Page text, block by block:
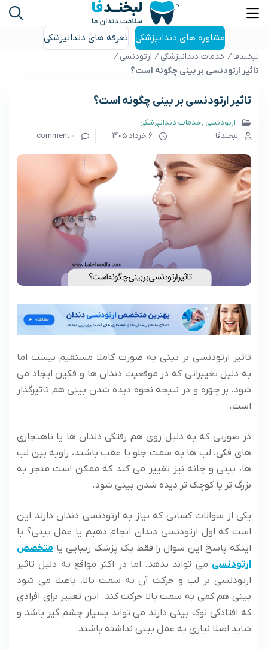
مشاوره های دندانپزشکی تعرفه های دندانپزشکی
لبخندفا / خدمات دندانپزشکی / ارتودنسی /
تاثیر ارتودنسی بر بینی چگونه است؟
تاثیر ارتودنسی بر بینی چگونه است؟
ارتودنسی خدمات دندانپزشکی
لبخندفا
6 خرداد 1405 0 comment
تاثیر ارتودنسی بر بینی به صورت کاملا مستقیم نیست اما
به دلیل تغییراتی که در موقعیت دندان ها و فکین ایجاد می
شود، بر چهره و در نتیجه نحوه دیده شدن بینی هم تاثیرگذار
است.
در صورتی که به دلیل روی هم رفتگی دندان ها یا ناهنجاری
های فکی، لب ها به سمت جلو یا عقب باشند، زاویه بین لب
ها، بینی و چانه نیز تغییر می کند که ممکن است منجر به
بزرگ تر یا کوچک تر دیده شدن بینی شود.
یکی از سوالات کسانی که نیاز به ارتودنسی دندان دارند این
است که اول ارتودنسی دندان انجام دهیم یا عمل بینی؟ با
اینکه پاسخ این سوال را فقط یک پزشک زیبایی یا متخصص
ارتودنسی می تواند بدهد. اما در اکثر مواقع به دلیل تاثیر
ارتودنسی بر لب و حرکت آن به سمت بالا، باعث می شود
بینی هم کمی به سمت بالا حرکت کند. این تغییر برای افرادی
که افتادگی نوک بینی دارند می تواند بسیار چشم گیر باشد و
شاید اصلا نیازی به عمل بینی نداشته باشند.